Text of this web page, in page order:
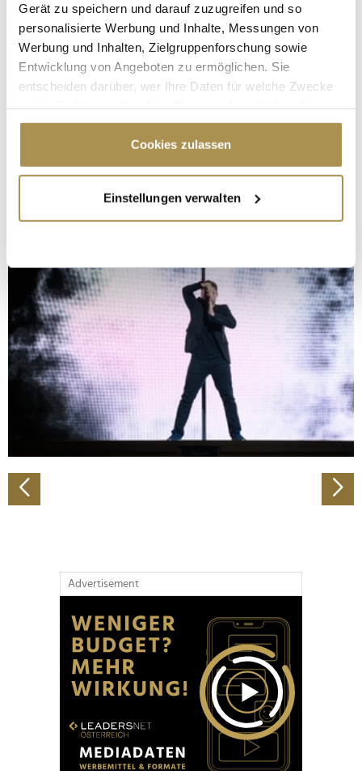
Gerät zu speichern und darauf zuzugreifen und so
personalisierte Werbung und Inhalte, Messungen von
Werbung und Inhalten, Zielgruppenforschung sowie
Entwicklung von Angeboten zu ermöglichen. Sie
entscheiden darüber, wer Ihre Daten für welche Zwecke
Cookie-Erklärung oder durch Klicken auf das Privacy
Trigger Symbol ändern oder widerrufen
Informationen über Ihre geografische Lage
erfassen, welche bis auf einige Meter genau sein
bestimmten Merkmalen (Fingerprinting) identifizieren
Erfahren Sie mehr darüber, wie Ihre persönlichen Daten
verarbeitet werden, und legen Sie Ihre Präferenzen im
Abschnitt Einzelheiten
Wir verwenden Cookies, um Inhalte und Anzeigen zu
personalisieren, Funktionen für soziale Medien anbieten
zu können und die Zugriffe auf unsere Website zu
analysieren. Außerdem geben wir Informationen zu Ihrer
Verwendung unserer Website an unsere Partner für
soziale Medien, Werbung und Analysen weiter. Unsere
Partner führen diese Informationen möglicherweise mit
Cookies zulassen
Einstellungen verwalten
Advertisement